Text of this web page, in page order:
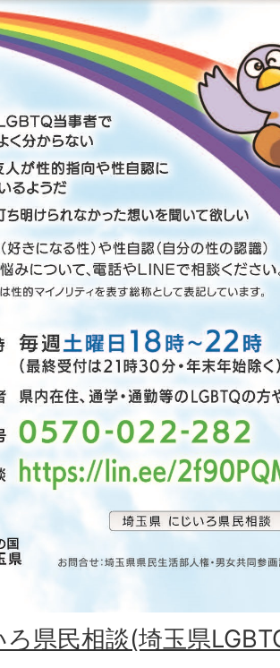
ろ県民相談(埼玉県